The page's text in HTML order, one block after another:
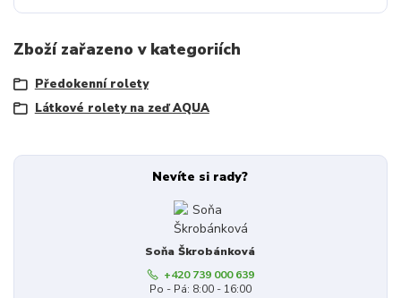
Zboží zařazeno v kategoriích
Předokenní rolety
Látkové rolety na zeď AQUA
Nevíte si rady?
Soňa Škrobánková
+420 739 000 639
Po - Pá: 8:00 - 16:00